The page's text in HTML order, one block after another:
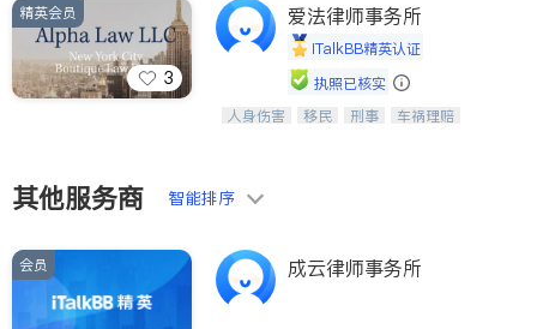
养老 非盈利组织
3
精英会员 爱法律师事务所
iTalkBB精英认证
执照已核实
一站式法律服务，华人首选.房东房
合同、刑事案件全包办
人身伤害 移民 刑事
车祸理赔
其他服务商 智能排序
会员 成云律师事务所